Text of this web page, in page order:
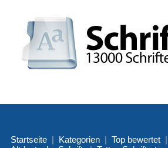
Startseite | Kategorien | Top bewertet |